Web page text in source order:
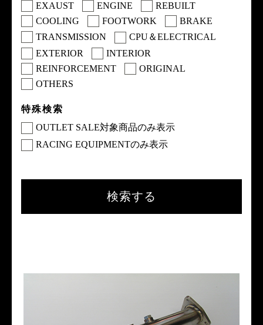
EXAUST ENGINE
REBUILT
COOLING
FOOTWORK
BRAKE
TRANSMISSION
CPU＆ELECTRICAL
EXTERIOR
INTERIOR
REINFORCEMENT
ORIGINAL
OTHERS
特殊検索
OUTLET SALE対象商品のみ表示
RACING EQUIPMENTのみ表示